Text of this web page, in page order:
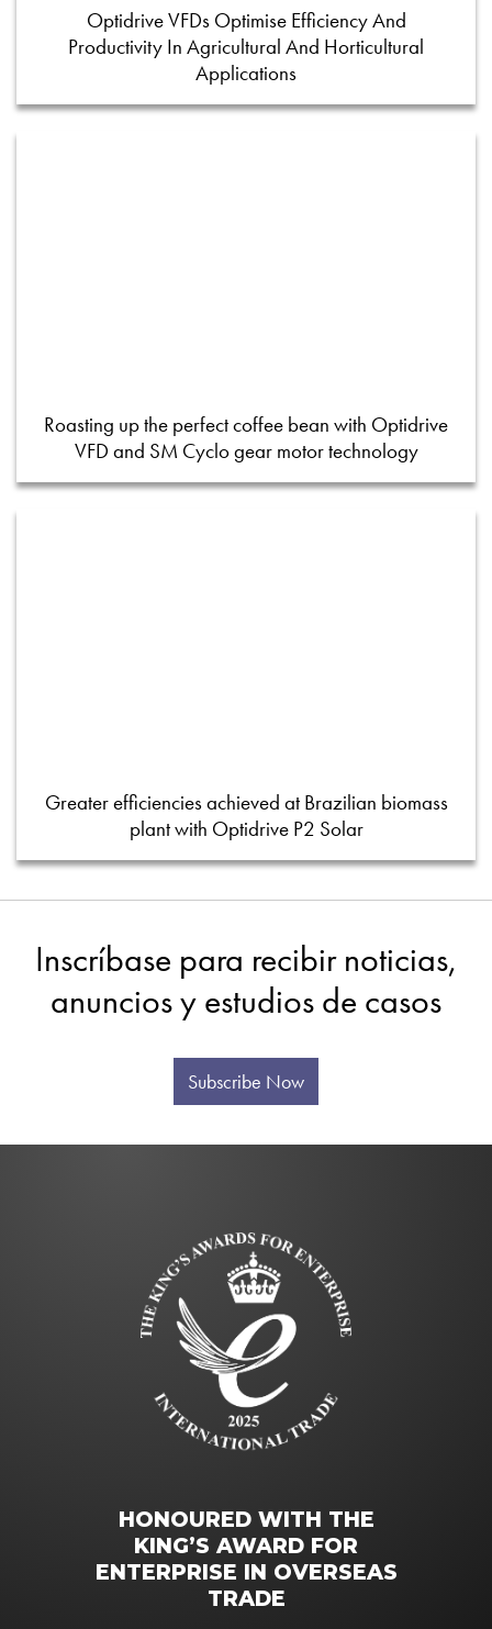
Optidrive VFDs Optimise Efficiency And
Productivity In Agricultural And Horticultural
Applications
Roasting up the perfect coffee bean with Optidrive
VFD and SM Cyclo gear motor technology
Greater efficiencies achieved at Brazilian biomass
plant with Optidrive P2 Solar
Inscríbase para recibir noticias,
anuncios y estudios de casos
Subscribe Now
HONOURED WITH THE
KING’S AWARD FOR
ENTERPRISE IN OVERSEAS
TRADE